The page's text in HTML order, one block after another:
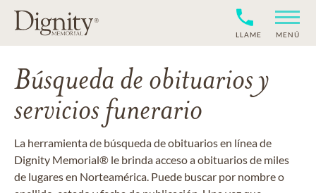
LLAME MENÚ
Búsqueda de obituarios y
servicios funerario
La herramienta de búsqueda de obituarios en línea de
Dignity Memorial® le brinda acceso a obituarios de miles
de lugares en Norteamérica. Puede buscar por nombre o